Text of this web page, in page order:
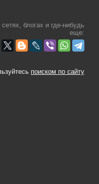
блогах и где-нибудь
еще:
поиском по сайту